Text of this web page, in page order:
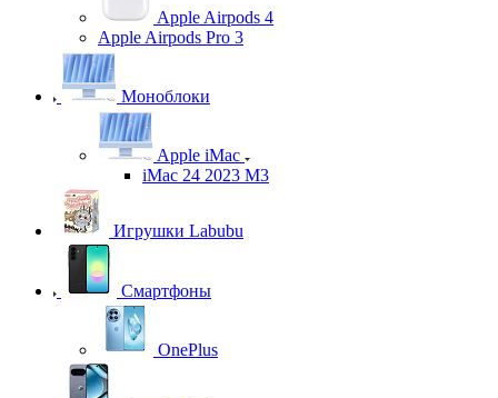
Apple Airpods 4
Apple Airpods Pro 3
Моноблоки
Apple iMac
iMac 24 2023 M3
Игрушки Labubu
Смартфоны
OnePlus